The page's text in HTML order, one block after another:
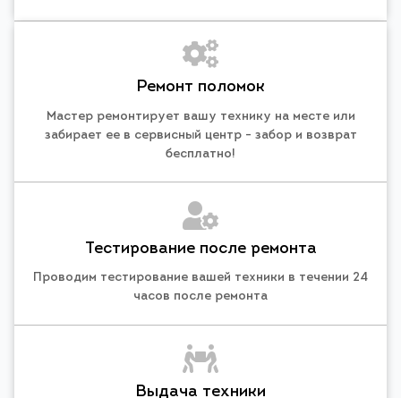
Ремонт поломок
Мастер ремонтирует вашу технику на месте или
забирает ее в сервисный центр - забор и возврат
бесплатно!
Тестирование после ремонта
Проводим тестирование вашей техники в течении 24
часов после ремонта
Выдача техники